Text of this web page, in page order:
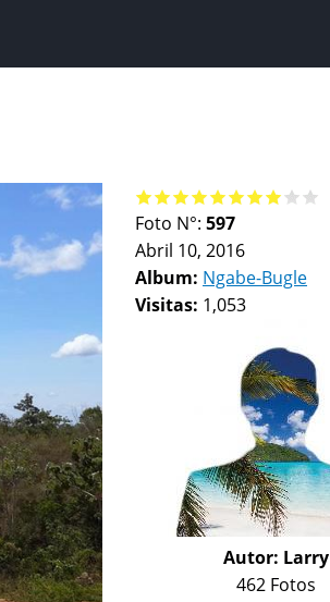
Foto N°: 597
Abril 10, 2016
Album: Ngabe-Bugle
Visitas: 1,053
Autor: Larry
462 Fotos